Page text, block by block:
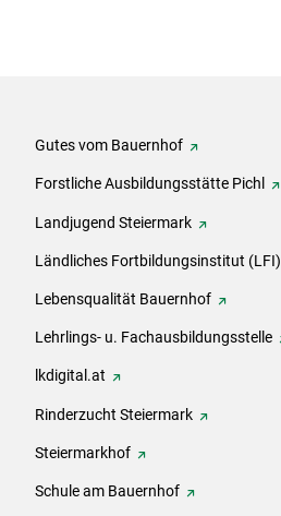
Gutes vom Bauernhof
Forstliche Ausbildungsstätte Pichl
Landjugend Steiermark
Ländliches Fortbildungsinstitut (LFI)
Lebensqualität Bauernhof
Lehrlings- u. Fachausbildungsstelle
lkdigital.at
Rinderzucht Steiermark
Steiermarkhof
Schule am Bauernhof